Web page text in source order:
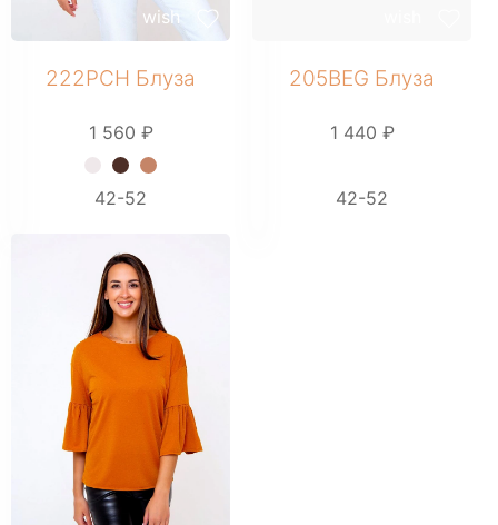
wish
222PCH Блуза
1 560 ₽
42-52
+ 6 фото
205BEG Блуза
1 440 ₽
42-52